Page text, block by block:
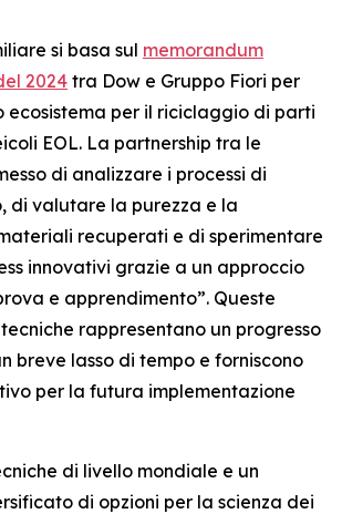
si basa sul memorandum
2024 tra Dow e Gruppo Fiori per
ecosistema per il riciclaggio di parti
EOL. La partnership tra le
di analizzare i processi di
di valutare la purezza e la
recuperati e di sperimentare
innovativi grazie a un approccio
e apprendimento”. Queste
rappresentano un progresso
breve lasso di tempo e forniscono
per la futura implementazione
di livello mondiale e un
di opzioni per la scienza dei